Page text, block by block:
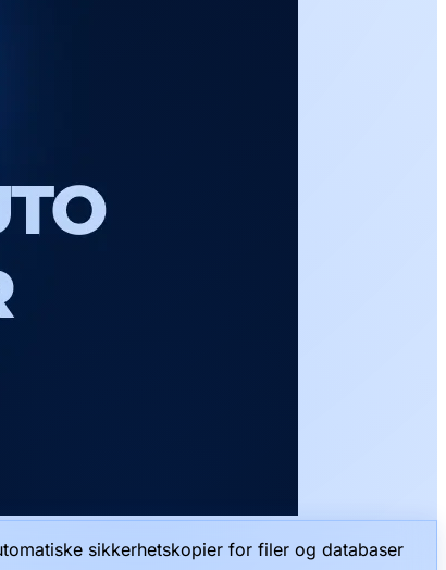
sikkerhetskopier for filer og databaser